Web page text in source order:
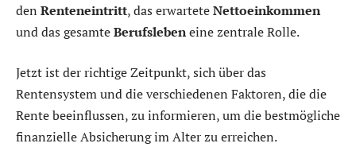
den Renteneintritt, das erwarteteNettoeinkommen
und das gesamteBerufslebeneine zentrale Rolle.
Jetzt ist der richtige Zeitpunkt, sich über das
Rentensystem und die verschiedenen Faktoren, die die
Rente beeinflussen, zu informieren, um die bestmögliche
finanzielle Absicherung im Alter zu erreichen.